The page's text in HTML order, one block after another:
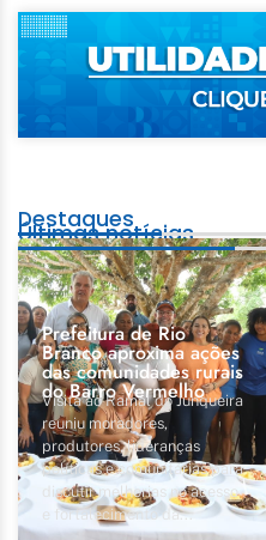
Destaques
Últimas notícias
Prefeitura de Rio
Branco aproxima ações
das comunidades rurais
do Barro Vermelho
Visita ao Ramal do Junqueira
reuniu moradores,
produtores, lideranças
políticas e comunitárias para
discutir melhorias no acesso
e fortalecimento da...